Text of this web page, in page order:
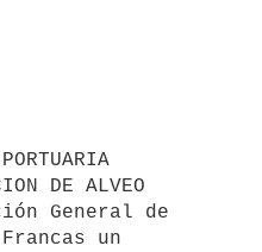
DE ALVEO
General de
un